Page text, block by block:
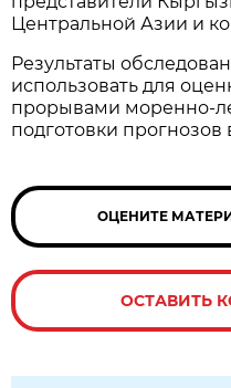
Центральной Азии и
Результаты
использовать для
прорывами моренно-
подготовки
ОЦЕНИТЕ
ОСТАВИТЬ